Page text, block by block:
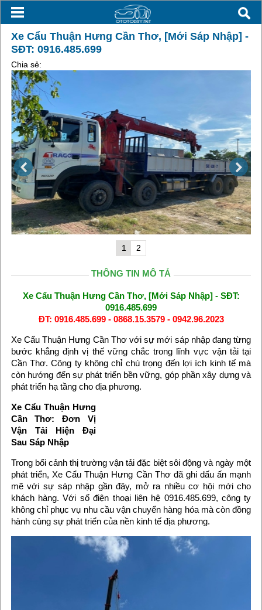
Xe Cẩu Thuận Hưng Cần Thơ, [Mới Sáp Nhập] -
SĐT: 0916.485.699
Chia sẻ:
1 2
THÔNG TIN MÔ TẢ
Xe Cẩu Thuận Hưng Cần Thơ, [Mới Sáp Nhập] - SĐT:
0916.485.699
ĐT: 0916.485.699 - 0868.15.3579 - 0942.96.2023
Xe Cẩu Thuận Hưng Cần Thơ với sự mới sáp nhập đang từng
bước khẳng định vị thế vững chắc trong lĩnh vực vận tải tại
Cần Thơ. Công ty không chỉ chú trọng đến lợi ích kinh tế mà
còn hướng đến sự phát triển bền vững, góp phần xây dựng và
phát triển hạ tầng cho địa phương.
Xe Cẩu Thuận Hưng
Cần Thơ: Đơn Vị
Vận Tải Hiện Đại
Sau Sáp Nhập
Trong bối cảnh thị trường vận tải đặc biệt sôi động và ngày một
phát triển, Xe Cẩu Thuận Hưng Cần Thơ đã ghi dấu ấn mạnh
mẽ với sự sáp nhập gần đây, mở ra nhiều cơ hội mới cho
khách hàng. Với số điện thoại liên hệ 0916.485.699, công ty
không chỉ phục vụ nhu cầu vận chuyển hàng hóa mà còn đồng
hành cùng sự phát triển của nền kinh tế địa phương.